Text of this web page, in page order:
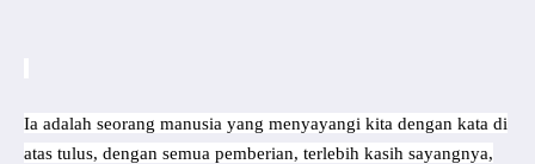
Ia adalah seorang manusia yang menyayangi kita dengan kata di
atas tulus, dengan semua pemberian, terlebih kasih sayangnya,